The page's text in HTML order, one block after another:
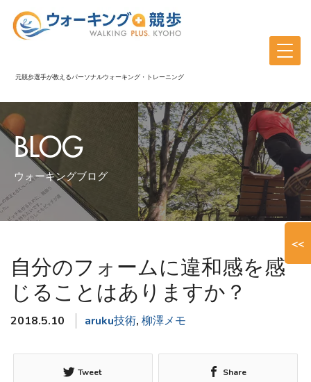
元競歩選手が教えるパーソナルウォーキング・トレーニング
BLOG
ウォーキングブログ
自分のフォームに違和感を感
じることはありますか？
2018.5.10 aruku技術, 柳澤メモ
Tweet Share
<<